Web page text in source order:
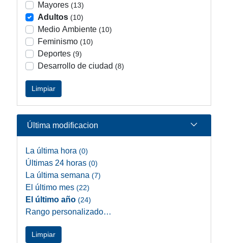
Mayores (13)
Adultos (10)
Medio Ambiente (10)
Feminismo (10)
Deportes (9)
Desarrollo de ciudad (8)
Limpiar
Última modificacion
La última hora (0)
Últimas 24 horas (0)
La última semana (7)
El último mes (22)
El último año (24)
Rango personalizado…
Limpiar